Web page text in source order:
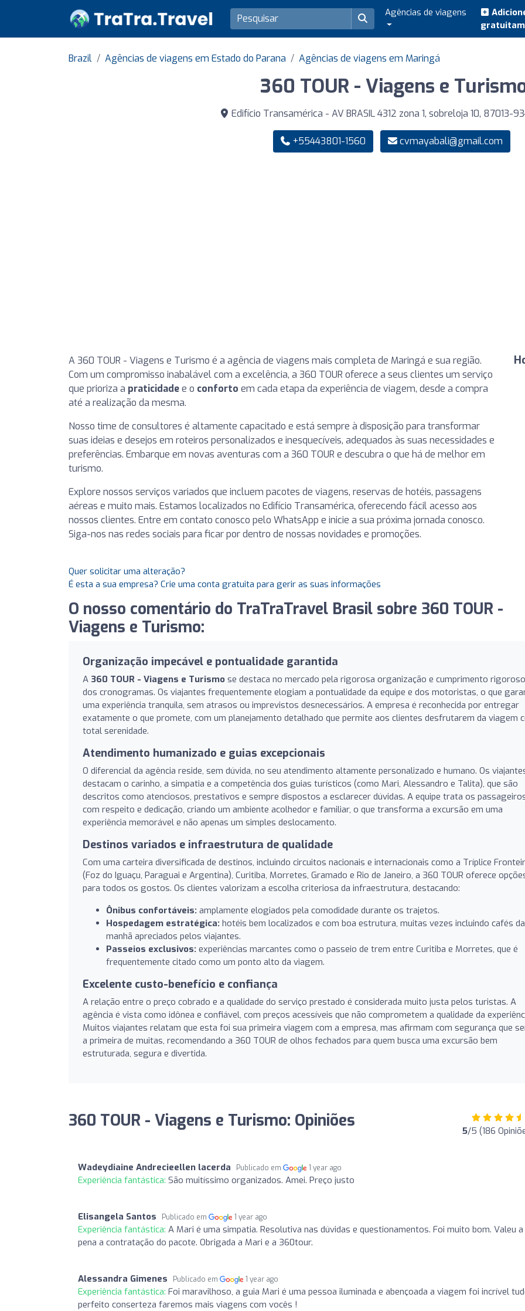
Agências de viagens
Brazil Agências de viagens em Estado do Parana Agências de viagens em Maringá
360 TOUR - Viagens e
Edifício Transamérica - AV BRASIL 4312 zona 1, sobreloja 10, 87013-
+55443801-1560 cvmayabali@gmail.com
A 360 TOUR - Viagens e Turismo é a agência de viagens mais completa de Maringá e sua região.
Com um compromisso inabalável com a excelência, a 360 TOUR oferece a seus clientes um serviço
que prioriza a praticidadee o conforto em cada etapa da experiência de viagem, desde a compra
até a realização da mesma.
Nosso time de consultores é altamente capacitado e está sempre à disposição para transformar
suas ideias e desejos em roteiros personalizados e inesquecíveis, adequados às suas necessidades e
preferências. Embarque em novas aventuras com a 360 TOUR e descubra o que há de melhor em
turismo.
Explore nossos serviços variados que incluem pacotes de viagens, reservas de hotéis, passagens
aéreas e muito mais. Estamos localizados no Edifício Transamérica, oferecendo fácil acesso aos
nossos clientes. Entre em contato conosco pelo WhatsApp e inicie a sua próxima jornada conosco.
Siga-nos nas redes sociais para ficar por dentro de nossas novidades e promoções.
Quer solicitar uma alteração?
É esta a sua empresa? Crie uma conta gratuita para gerir as suas informações
O nosso comentário do TraTraTravel Brasil sobre 360 TOUR -
Viagens e Turismo:
Organização impecável e pontualidade garantida
A 360 TOUR - Viagens e Turismo se destaca no mercado pela rigorosa organização e cumprimento rigoroso
dos cronogramas. Os viajantes frequentemente elogiam a pontualidade da equipe e dos motoristas, o que
uma experiência tranquila, sem atrasos ou imprevistos desnecessários. A empresa é reconhecida por entregar
exatamente o que promete, com um planejamento detalhado que permite aos clientes desfrutarem da viagem
total serenidade.
Atendimento humanizado e guias excepcionais
O diferencial da agência reside, sem dúvida, no seu atendimento altamente personalizado e humano. Os
destacam o carinho, a simpatia e a competência dos guias turísticos (como Mari, Alessandro e Talita), que são
descritos como atenciosos, prestativos e sempre dispostos a esclarecer dúvidas. A equipe trata os
com respeito e dedicação, criando um ambiente acolhedor e familiar, o que transforma a excursão em uma
experiência memorável e não apenas um simples deslocamento.
Destinos variados e infraestrutura de qualidade
Com uma carteira diversificada de destinos, incluindo circuitos nacionais e internacionais como a Tríplice
(Foz do Iguaçu, Paraguai e Argentina), Curitiba, Morretes, Gramado e Rio de Janeiro, a 360 TOUR oferece
para todos os gostos. Os clientes valorizam a escolha criteriosa da infraestrutura, destacando:
Ônibus confortáveis: amplamente elogiados pela comodidade durante os trajetos.
Hospedagem estratégica: hotéis bem localizados e com boa estrutura, muitas vezes incluindo cafés da
manhã apreciados pelos viajantes.
Passeios exclusivos: experiências marcantes como o passeio de trem entre Curitiba e Morretes, que é
frequentemente citado como um ponto alto da viagem.
Excelente custo-benefício e confiança
A relação entre o preço cobrado e a qualidade do serviço prestado é considerada muito justa pelos turistas. A
agência é vista como idônea e confiável, com preços acessíveis que não comprometem a qualidade da
Muitos viajantes relatam que esta foi sua primeira viagem com a empresa, mas afirmam com segurança que
a primeira de muitas, recomendando a 360 TOUR de olhos fechados para quem busca uma excursão bem
estruturada, segura e divertida.
360 TOUR - Viagens e Turismo: Opiniões 5/5 (186
Wadeydiaine Andrecieellen lacerda Publicado em 1 year ago
Experiência fantástica: São muitíssimo organizados. Amei. Preço justo
Elisangela Santos Publicado em 1 year ago
Experiência fantástica: A Mari é uma simpatia. Resolutiva nas dúvidas e questionamentos. Foi muito bom. Valeu a
pena a contratação do pacote. Obrigada a Mari e a 360tour.
Alessandra Gimenes Publicado em 1 year ago
Experiência fantástica: Foi maravilhoso, a guia Mari é uma pessoa iluminada e abençoada a viagem foi incrível
perfeito conserteza faremos mais viagens com vocês !